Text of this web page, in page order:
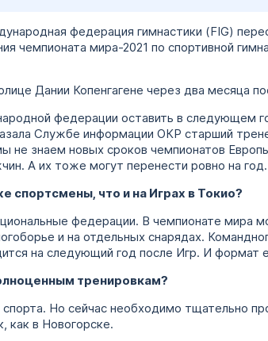
федерация гимнастики (FIG)
чемпионата мира-2021 по спортивной
Дании Копенгагене через два месяца
федерации оставить в следующем
Службе информации ОКР старший
не знаем новых сроков чемпионатов
А их тоже могут перенести ровно на год.
спортсмены, что и на Играх в Токио?
федерации. В чемпионате мира
и на отдельных снарядах.
на следующий год после Игр. И формат
тренировкам?
Но сейчас необходимо тщательно
как в Новогорске.